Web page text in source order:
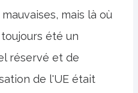
mais là où
été un
réservé et de
de l'UE était